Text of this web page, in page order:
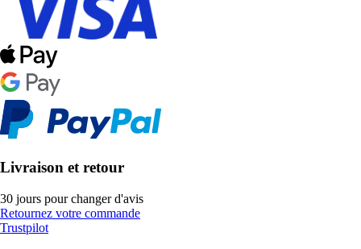
Livraison et retour
30 jours pour changer d'avis
Retournez votre commande
Trustpilot